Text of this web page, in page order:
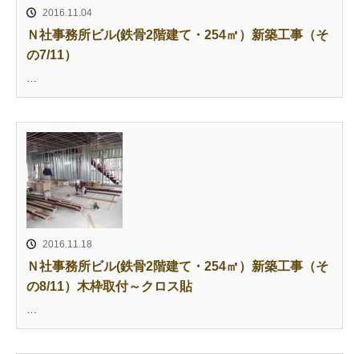
2016.11.04
Ｎ社事務所ビル(鉄骨2階建て・254㎡）新築工事（そ
の7/11）
…
2016.11.18
Ｎ社事務所ビル(鉄骨2階建て・254㎡）新築工事（そ
の8/11）木枠取付～クロス貼
…